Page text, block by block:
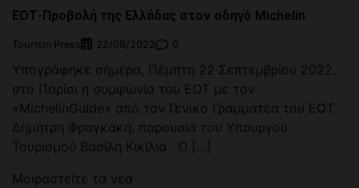
ΕΟΤ-Προβολή της Ελλάδας στον οδηγό Michelin
Tourism Press 22/09/2022 0
Υπογράφηκε σήμερα, Πέμπτη 22 Σεπτεμβρίου 2022,
στο Παρίσι η συμφωνία του ΕΟΤ με τον
«MichelinGuide» από τον Γενικό Γραμματέα του ΕΟΤ
Δημήτρη Φραγκάκη, παρουσία του Υπουργού
Τουρισμού Βασίλη Κικίλια. Ο […]
Μοιραστείτε τα νέα